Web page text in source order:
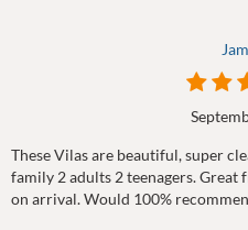
These Vilas are beautiful, super
family 2 adults 2 teenagers.
on arrival. Would 100%